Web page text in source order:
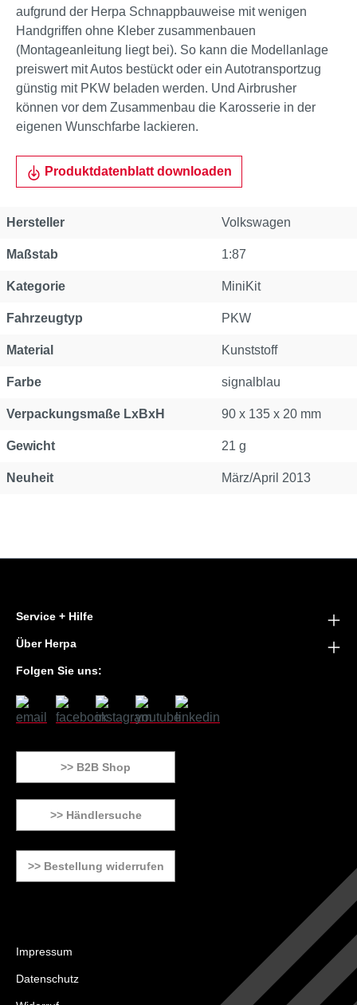
aufgrund der Herpa Schnappbauweise mit wenigen
Handgriffen ohne Kleber zusammenbauen
(Montageanleitung liegt bei). So kann die Modellanlage
preiswert mit Autos bestückt oder ein Autotransportzug
günstig mit PKW beladen werden. Und Airbrusher
können vor dem Zusammenbau die Karosserie in der
eigenen Wunschfarbe lackieren.
Produktdatenblatt downloaden
Hersteller Volkswagen
Maßstab 1:87
Kategorie MiniKit
Fahrzeugtyp PKW
Material Kunststoff
Farbe signalblau
Verpackungsmaße LxBxH 90 x 135 x 20 mm
Gewicht 21 g
Neuheit März/April 2013
Service + Hilfe
Über Herpa
Folgen Sie uns:
>> B2B Shop
>> Händlersuche
>> Bestellung widerrufen
Impressum
Datenschutz